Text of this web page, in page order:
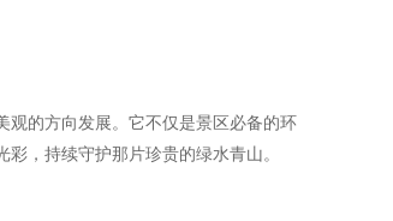
观的方向发展。它不仅是景区必备的环
，持续守护那片珍贵的绿水青山。